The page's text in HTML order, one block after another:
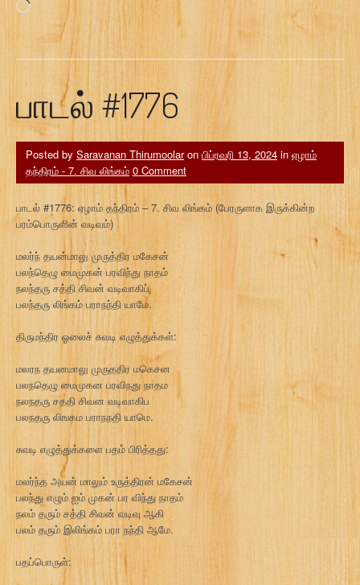
Loading…
பாடல் #1776
Posted by Saravanan Thirumoolaron பிப்ரவரி 13, 2024 in ஏழாம்
தந்திரம் - 7. சிவ லிங்கம் 0 Comment
பாடல் #1776: ஏழாம் தந்திரம் – 7. சிவ லிங்கம் (பேரருளாக இருக்கின்ற
பரம்பொருளின் வடிவம்)
மலர்ந் தயன்மாலு முருத்திர மகேசன்
பலந்தெழு மைமுகன் பரவிந்து நாதம்
நலந்தரு சத்தி சிவன் வடிவாகிப்
பலந்தரு லிங்கம் பராநந்தி யாமே.
திருமந்திர ஓலைச் சுவடி எழுத்துக்கள்:
மலரந தயனமாலு முருததிர மகெசன
பலநதெழு மைமுகன பரவிநது நாதம
நலநதரு சததி சிவன வடிவாகிப
பலநதரு லிஙகம பராநநதி யாமெ.
சுவடி எழுத்துக்களை பதம் பிரித்தது:
மலர்ந்த அயன் மாலும் உருத்திரன் மகேசன்
பலந்து எழும் ஐம் முகன் பர விந்து நாதம்
நலம் தரும் சத்தி சிவன் வடிவு ஆகி
பலம் தரும் இலிங்கம் பரா நந்தி ஆமே.
பதப்பொருள்: